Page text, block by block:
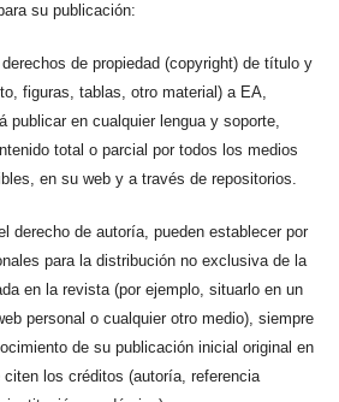
su publicación:
de propiedad (copyright) de título y
figuras, tablas, otro material) a EA,
publicar en cualquier lengua y soporte,
total o parcial por todos los medios
en su web y a través de repositorios.
derecho de autoría, pueden establecer por
para la distribución no exclusiva de la
en la revista (por ejemplo, situarlo en un
personal o cualquier otro medio), siempre
de su publicación inicial original en
los créditos (autoría, referencia